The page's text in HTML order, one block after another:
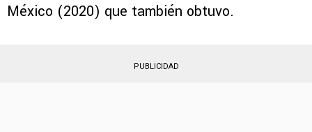
México (2020) que también obtuvo.
PUBLICIDAD